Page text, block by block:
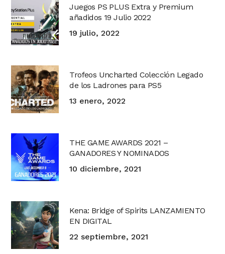
Juegos PS PLUS Extra y Premium
añadidos 19 Julio 2022
19 julio, 2022
Trofeos Uncharted Colección Legado
de los Ladrones para PS5
13 enero, 2022
THE GAME AWARDS 2021 –
GANADORES Y NOMINADOS
10 diciembre, 2021
Kena: Bridge of Spirits LANZAMIENTO
EN DIGITAL
22 septiembre, 2021